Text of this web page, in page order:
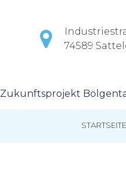
74589
Zukunftsprojekt
STARTSEITE